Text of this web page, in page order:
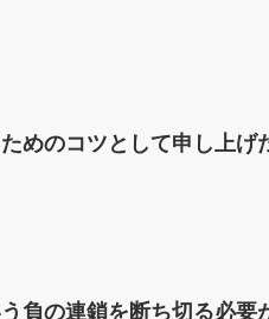
めのコツとして申し上げ
負の連鎖を断ち切る必要